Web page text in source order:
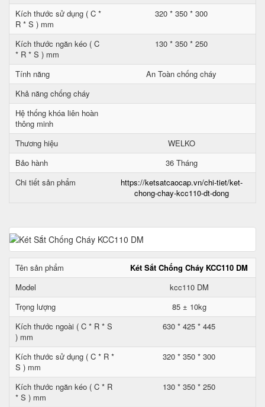
Kích thước sử dụng ( C *
R * S ) mm
320 * 350 * 300
Kích thước ngăn kéo ( C
* R * S ) mm
130 * 350 * 250
Tính năng
An Toàn chống cháy
Khả năng chống cháy
Hệ thống khóa liên hoàn
thông minh
Thương hiệu
WELKO
Bảo hành
36 Tháng
Chi tiết sản phẩm
https://ketsatcaocap.vn/chi-tiet/ket-
chong-chay-kcc110-dt-dong
Tên sản phẩm
Két Sắt Chống Cháy KCC110 DM
Model
kcc110 DM
Trọng lượng
85 ± 10kg
Kích thước ngoài ( C * R * S
) mm
630 * 425 * 445
Kích thước sử dụng ( C * R *
S ) mm
320 * 350 * 300
Kích thước ngăn kéo ( C * R
* S ) mm
130 * 350 * 250